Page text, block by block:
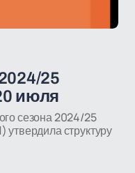
25
июля
сезона 2024/25
структуру